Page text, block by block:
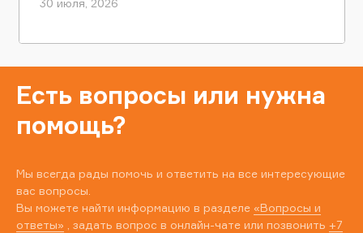
Есть вопросы или нужна
помощь?
Мы всегда рады помочь и ответить на все интересующие
вас вопросы.
Вы можете найти информацию в разделе «Вопросы и
ответы» , задать вопрос в онлайн-чате или позвонить +7